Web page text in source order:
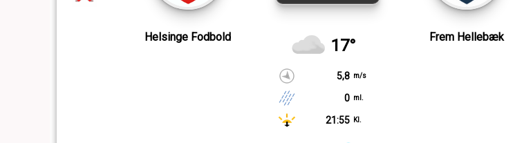
Helsinge Fodbold 17°
5,8 m/s
0 ml.
21:55 Kl.
Frem Hellebæk